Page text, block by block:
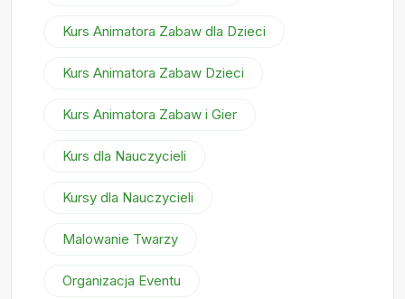
Kurs Animatora Zabaw dla Dzieci
Kurs Animatora Zabaw Dzieci
Kurs Animatora Zabaw i Gier
Kurs dla Nauczycieli
Kursy dla Nauczycieli
Malowanie Twarzy
Organizacja Eventu